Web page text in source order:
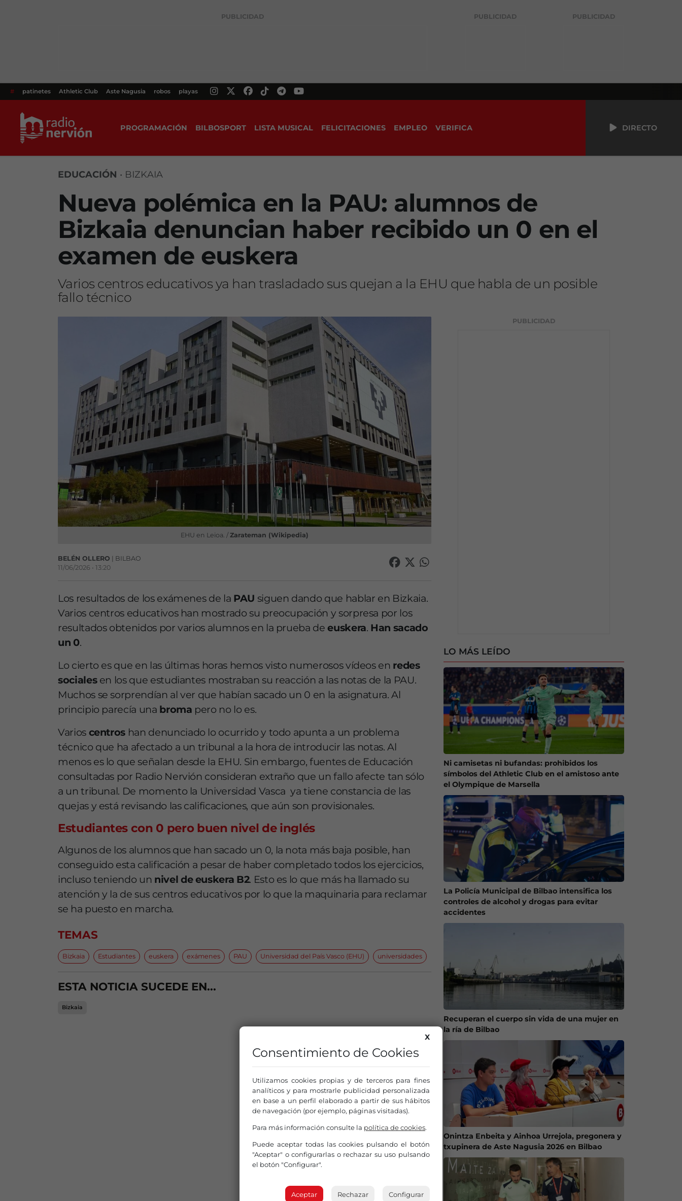
PUBLICIDAD PUBLICIDAD PUBLICIDAD
# patinetes Athletic Club Aste Nagusia robos playas
PROGRAMACIÓN BILBOSPORT LISTA MUSICAL FELICITACIONES EMPLEO VERIFICA DIRECTO
EDUCACIÓN • BIZKAIA
Nueva polémica en la PAU: alumnos de
Bizkaia denuncian haber recibido un 0 en el
examen de euskera
Varios centros educativos ya han trasladado sus quejan a la EHU que habla de un posible
fallo técnico
EHU en Leioa. / Zarateman (Wikipedia)
BELÉN OLLERO | BILBAO
11/06/2026 • 13:20
Los resultados de los exámenes de la PAU siguen dando que hablar en Bizkaia.
Varios centros educativos han mostrado su preocupación y sorpresa por los
resultados obtenidos por varios alumnos en la prueba deeuskera. Han sacado
un 0.
Lo cierto es que en las últimas horas hemos visto numerosos vídeos en redes
socialesen los que estudiantes mostraban su reacción a las notas de la PAU.
Muchos se sorprendían al ver que habían sacado un 0 en la asignatura. Al
principio parecía una broma pero no lo es.
Varios centros han denunciado lo ocurrido y todo apunta a un problema
técnico que ha afectado a un tribunal a la hora de introducir las notas. Al
menos es lo que señalan desde la EHU. Sin embargo, fuentes de Educación
consultadas por Radio Nervión consideran extraño que un fallo afecte tan sólo
a un tribunal. De momento la Universidad Vasca ya tiene constancia de las
quejas y está revisando las calificaciones, que aún son provisionales.
Estudiantes con 0 pero buen nivel de inglés
Algunos de los alumnos que han sacado un 0, la nota más baja posible, han
conseguido esta calificación a pesar de haber completado todos los ejercicios,
incluso teniendo un nivel de euskera B2. Esto es lo que más ha llamado su
atención y la de sus centros educativos por lo que la maquinaria para reclamar
se ha puesto en marcha.
TEMAS
Bizkaia Estudiantes euskera exámenes PAU Universidad del País Vasco (EHU) universidades
ESTA NOTICIA SUCEDE EN...
Bizkaia
PUBLICIDAD
LO MÁS LEÍDO
Ni camisetas ni bufandas: prohibidos los
símbolos del Athletic Club en el amistoso ante
el Olympique de Marsella
La Policía Municipal de Bilbao intensifica los
controles de alcohol y drogas para evitar
accidentes
Recuperan el cuerpo sin vida de una mujer en
la ría de Bilbao
Onintza Enbeita y Ainhoa Urrejola, pregonera y
txupinera de Aste Nagusia 2026 en Bilbao
X
Consentimiento de Cookies
Utilizamos cookies propias y de terceros para fines
analíticos y para mostrarle publicidad personalizada
en base a un perfil elaborado a partir de sus hábitos
de navegación (por ejemplo, páginas visitadas).
Para más información consulte la política de cookies.
Puede aceptar todas las cookies pulsando el botón
"Aceptar" o configurarlas o rechazar su uso pulsando
el botón "Configurar".
Aceptar Rechazar Configurar